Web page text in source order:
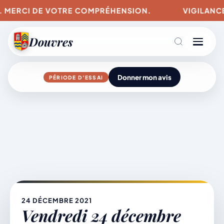
DE VOTRE COMPRÉHENSION.
Douvres
Agenda
Mairie & Vie municipale
PÉRIODE D’ESSAI Donner mon avis
24 DÉCEMBRE 2021
Vendredi 24 décembre